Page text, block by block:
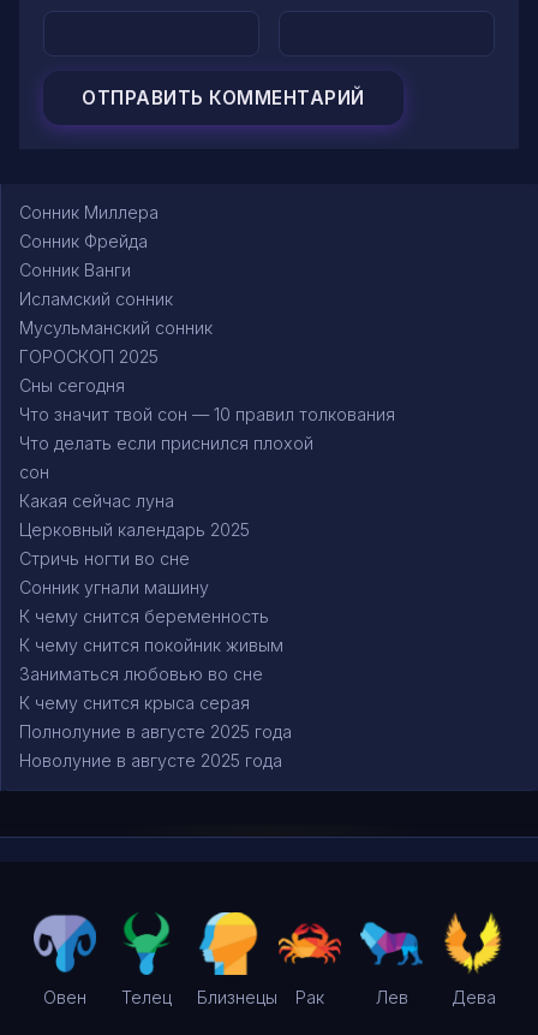
Сонник Миллера
Сонник Фрейда
Сонник Ванги
Исламский сонник
Мусульманский сонник
ГОРОСКОП 2025
Сны сегодня
Что значит твой сон — 10 правил толкования
Что делать если приснился плохой
сон
Какая сейчас луна
Церковный календарь 2025
Стричь ногти во сне
Сонник угнали машину
К чему снится беременность
К чему снится покойник живым
Заниматься любовью во сне
К чему снится крыса серая
Полнолуние в августе 2025 года
Новолуние в августе 2025 года
Овен Телец Близнецы Рак Лев Дева